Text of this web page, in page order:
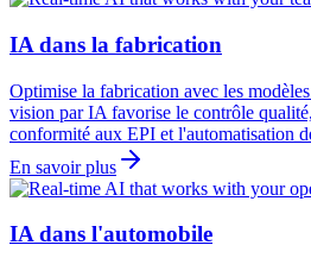
IA dans la fabrication
Optimise la fabrication avec les
vision par IA favorise le contrôle
conformité aux EPI et l'automatisation
En savoir plus
IA dans l'automobile